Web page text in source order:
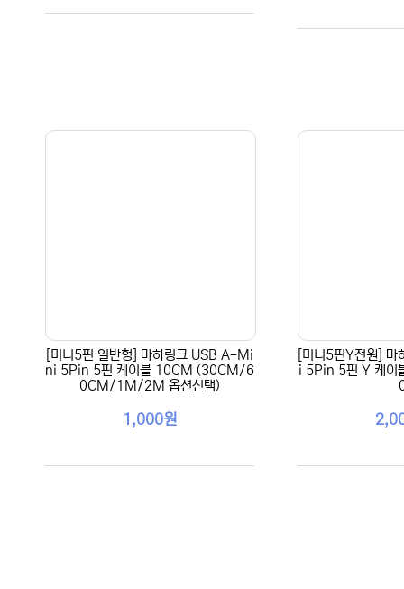
[미니5핀 일반형] 마하링크 USB A-Mi
ni 5Pin 5핀 케이블 10CM (30CM/6
0CM/1M/2M 옵션선택)
1,000원
[미니5핀Y전원]
i 5Pin 5핀 Y 케